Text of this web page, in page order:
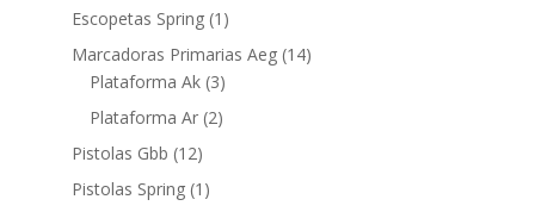
Escopetas Spring (1)
Marcadoras Primarias Aeg (14)
Plataforma Ak (3)
Plataforma Ar (2)
Pistolas Gbb (12)
Pistolas Spring (1)